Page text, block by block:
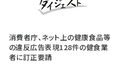
消費者庁、ネット上の健康食品等
の違反広告表現128件の健食業
者に訂正要請